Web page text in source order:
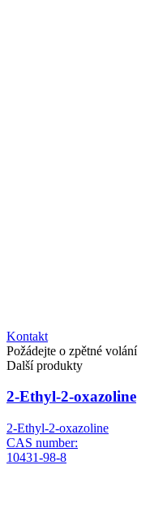
Kontakt
Požádejte o zpětné volání
Další produkty
2-Ethyl-2-oxazoline
2-Ethyl-2-oxazoline
CAS number:
10431-98-8